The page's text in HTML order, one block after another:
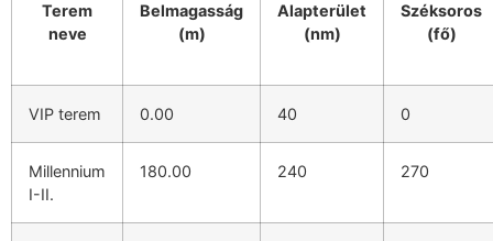
Terem
neve
Belmagasság
(m)
Alapterület
(nm)
Széksoros
(fő)
VIP terem 0.00 40 0
Millennium
I-II.
180.00 240 270